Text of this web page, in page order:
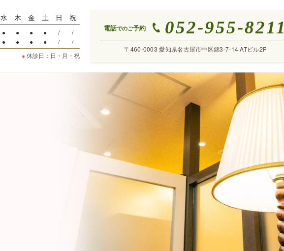
水 木 金 土 日 祝
● ● ● ● / /
● ● ● ● /
/
※休診日：日・月・祝
電話でのご予約 052-955-8211
〒460-0003 愛知県名古屋市中区錦3-7-14 ATビル2F